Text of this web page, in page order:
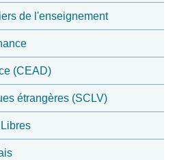
de l'enseignement
(CEAD)
étrangères (SCLV)